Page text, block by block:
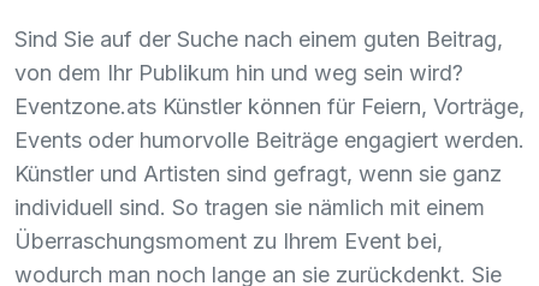
Sind Sie auf der Suche nach einem guten Beitrag,
von dem Ihr Publikum hin und weg sein wird?
Eventzone.ats Künstler können für Feiern, Vorträge,
Events oder humorvolle Beiträge engagiert werden.
Künstler und Artisten sind gefragt, wenn sie ganz
individuell sind. So tragen sie nämlich mit einem
Überraschungsmoment zu Ihrem Event bei,
wodurch man noch lange an sie zurückdenkt. Sie